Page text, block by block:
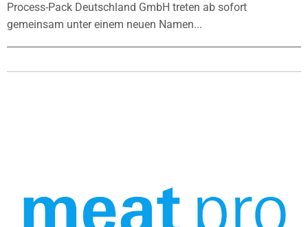
Process-Pack Deutschland GmbH treten ab sofort
gemeinsam unter einem neuen Namen...